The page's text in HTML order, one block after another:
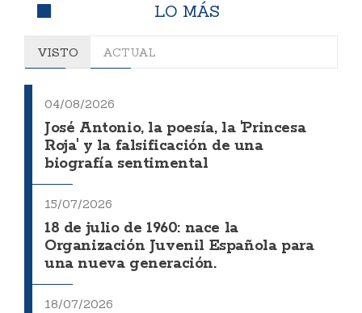
LO MÁS
VISTO ACTUAL
04/08/2026
José Antonio, la poesía, la 'Princesa
Roja' y la falsificación de una
biografía sentimental
15/07/2026
18 de julio de 1960: nace la
Organización Juvenil Española para
una nueva generación.
18/07/2026